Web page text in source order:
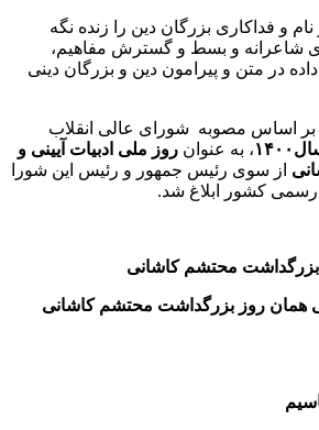
و فداکاری بزرگان دین را زنده نگه
شاعرانه و بسط و گسترش مفاهیم،
در متن و پیرامون دین و بزرگان دینی
‌اساس مصوبه شورای عالی انقلاب
۱۴۰۰، به عنوان روز ملی ادبیات آیینی و
از سوی رئیس جمهور و رئیس این شورا
رسمی کشور ابلاغ شد.
بزرگداشت محتشم کاشانی
همان روز بزرگداشت محتشم کاشانی